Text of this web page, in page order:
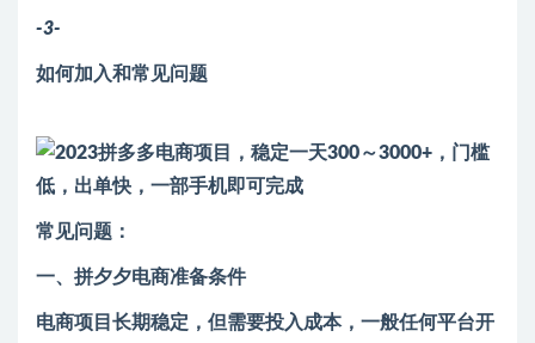
-3-
如何加入和常见问题
常见问题：
一、拼夕夕电商准备条件
电商项目长期稳定，但需要投入成本，一般任何平台开